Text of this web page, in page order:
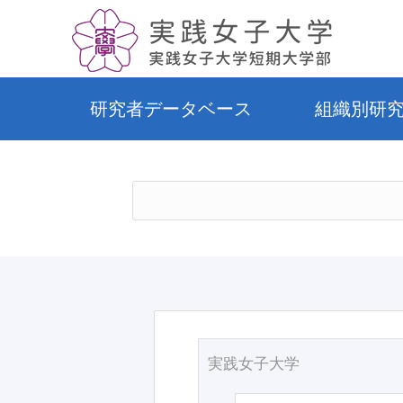
研究者データベース 組織別研
実践女子大学